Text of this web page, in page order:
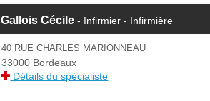
Gallois Cécile - Infirmier - Infirmière
Cette fiche est la propriété
d'un membre.
Si vous êtes ce membre, mettez à
jour ces informations sur votre
40 RUE CHARLES MARIONNEAU
33000 Bordeaux
Détails du spécialiste